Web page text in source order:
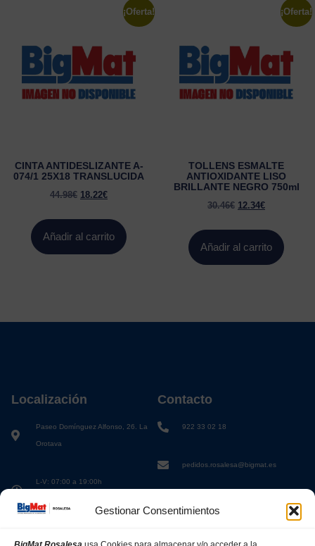
Gestionar Consentimientos
¡Oferta!
CINTA ANTIDESLIZANTE A-
074/1 25X18 TRANSLUCIDA
44.98€ 18.22€
Añadir al carrito
¡Oferta!
TOLLENS ESMALTE
ANTIOXIDANTE LISO
BRILLANTE NEGRO 750ml
30.46€ 12.34€
Añadir al carrito
Localización
Paseo Domínguez Alfonso, 26. La
Orotava
L-V: 07:00 a 19:00h
Contacto
922 33 02 18
pedidos.rosalesa@bigmat.es